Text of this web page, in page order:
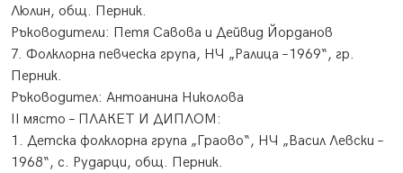
Люлин, общ. Перник.
Ръководители: Петя Савова и Дейвид Йорданов
7. Фолклорна певческа група, НЧ „Ралица –1969“, гр.
Перник.
Ръководител: Антоанина Николова
ІІ място – ПЛАКЕТ И ДИПЛОМ:
1. Детска фолклорна група „Граово“, НЧ „Васил Левски –
1968“, с. Рударци, общ. Перник.